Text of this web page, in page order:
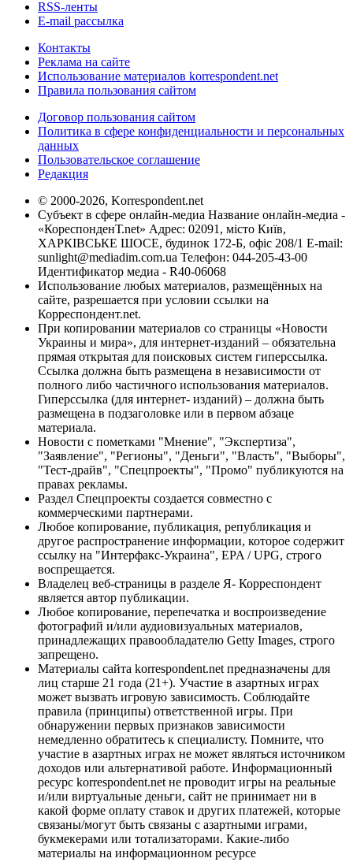
RSS-ленты
E-mail рассылка
Контакты
Реклама на сайте
Использование материалов korrespondent.net
Правила пользования сайтом
Договор пользования сайтом
Политика в сфере конфиденциальности и персональных
данных
Пользовательское соглашение
Редакция
© 2000-2026, Korrespondent.net
Субъект в сфере онлайн-медиа Название онлайн-медиа -
«КореспонденТ.net» Адрес: 02091, місто Київ,
ХАРКІВСЬКЕ ШОСЕ, будинок 172-Б, офіс 208/1 E-mail:
sunlight@mediadim.com.ua Телефон: 044-205-43-00
Идентификатор медиа - R40-06068
Использование любых материалов, размещённых на
сайте, разрешается при условии ссылки на
Корреспондент.net.
При копировании материалов со страницы «Новости
Украины и мира», для интернет-изданий – обязательна
прямая открытая для поисковых систем гиперссылка.
Ссылка должна быть размещена в независимости от
полного либо частичного использования материалов.
Гиперссылка (для интернет- изданий) – должна быть
размещена в подзаголовке или в первом абзаце
материала.
Новости с пометками "Мнение", "Экспертиза",
"Заявление", "Регионы", "Деньги", "Власть", "Выборы",
"Тест-драйв", "Спецпроекты", "Промо" публикуются на
правах рекламы.
Раздел Спецпроекты создается совместно с
коммерческими партнерами.
Любое копирование, публикация, републикация и
другое распространение информации, которое содержит
ссылку на "Интерфакс-Украина", EPA / UPG, строго
воспрещается.
Владелец веб-страницы в разделе Я- Корреспондент
является автор публикации.
Любое копирование, перепечатка и воспроизведение
фотографий и/или аудиовизуальных материалов,
принадлежащих правообладателю Getty Images, строго
запрещено.
Материалы сайта korrespondent.net предназначены для
лиц старше 21 года (21+). Участие в азартных играх
может вызвать игровую зависимость. Соблюдайте
правила (принципы) ответственной игры. При
обнаружении первых признаков зависимости
немедленно обратитесь к специалисту. Помните, что
участие в азартных играх не может являться источником
доходов или альтернативой работе. Информационный
ресурс korrespondent.net не проводит игры на реальные
и/или виртуальные деньги, сайт не принимает ни в
какой форме оплату ставок и других платежей, которые
связаны/могут быть связаны с азартными играми,
букмекерами или тотализаторами. Какие-либо
материалы на информационном ресурсе